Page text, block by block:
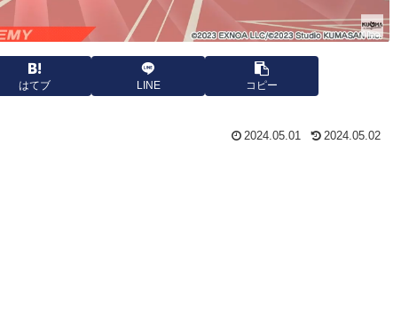
はてブ LINE コピー
2024.05.01 2024.05.02